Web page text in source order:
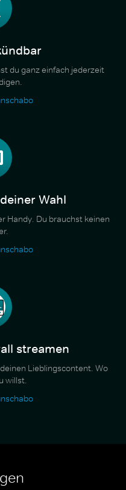
du ganz einfach jederzeit
Wahl
Handy. Du brauchst keinen
streamen
Lieblingscontent. Wo
willst.